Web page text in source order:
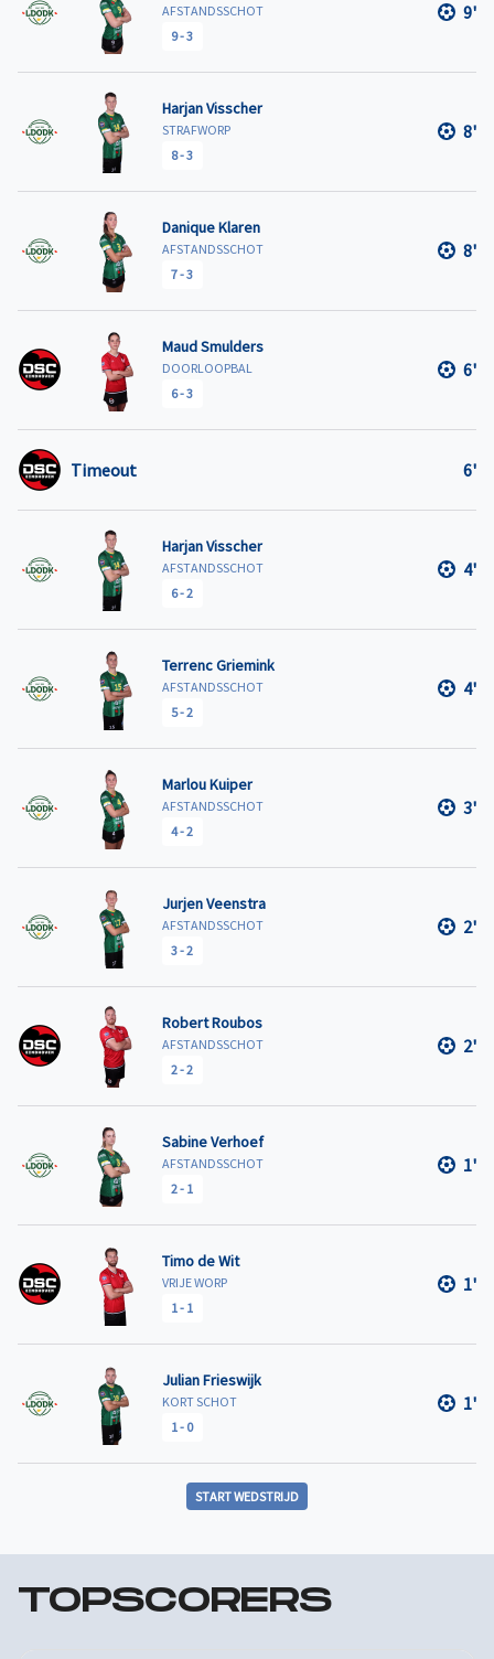
AFSTANDSSCHOT
9-3
9'
Harjan Visscher
STRAFWORP
8-3
8'
Danique Klaren
AFSTANDSSCHOT
7-3
8'
Maud Smulders
DOORLOOPBAL
6-3
6'
Timeout 6'
Harjan Visscher
AFSTANDSSCHOT
6-2
4'
Terrenc Griemink
AFSTANDSSCHOT
5-2
4'
Marlou Kuiper
AFSTANDSSCHOT
4-2
3'
Jurjen Veenstra
AFSTANDSSCHOT
3-2
2'
Robert Roubos
AFSTANDSSCHOT
2-2
2'
Sabine Verhoef
AFSTANDSSCHOT
2- 1
1'
Timo de Wit
VRIJE WORP
1- 1
1'
Julian Frieswijk
KORT SCHOT
1- 0
1'
START WEDSTRIJD
TOPSCORERS